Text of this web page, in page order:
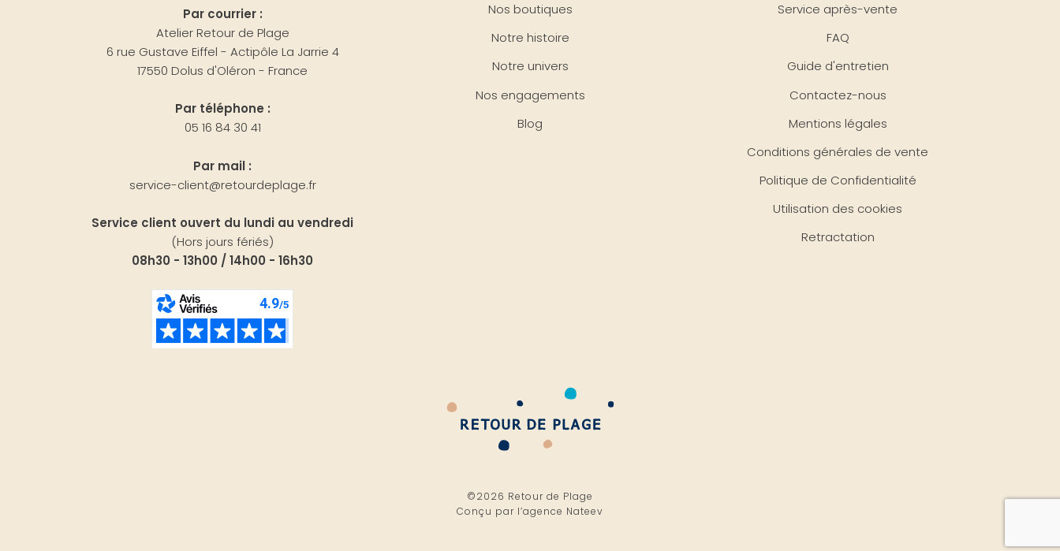
Par courrier :
Atelier Retour de Plage
6 rue Gustave Eiffel - Actipôle La Jarrie 4
17550 Dolus d'Oléron - France
Par téléphone :
05 16 84 30 41
Par mail :
service-client@retourdeplage.fr
Service client ouvert du lundi au vendredi
(Hors jours fériés)
08h30 - 13h00 / 14h00 - 16h30
Nos boutiques
Notre histoire
Notre univers
Nos engagements
Blog
Service après-vente
FAQ
Guide d'entretien
Contactez-nous
Mentions légales
Conditions générales de vente
Politique de Confidentialité
Utilisation des cookies
Retractation
©2026 Retour de Plage
Conçu par l’agence Nateev